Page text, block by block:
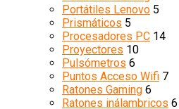
Portátiles Lenovo 5
Prismáticos 5
Procesadores PC 14
Proyectores 10
Pulsómetros 6
Puntos Acceso Wifi 7
Ratones Gaming 6
Ratones inálambricos 6